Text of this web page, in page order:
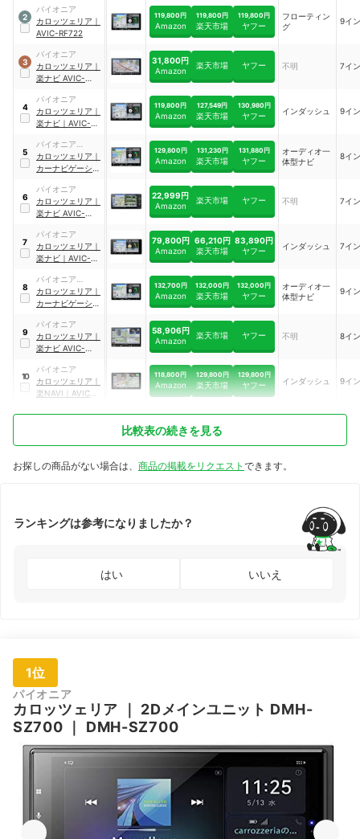
DMH-SZ700
2
パイオニア
カロッツェリア ｜
AVIC-RF722
119,800円
Amazon
119,800円
楽天市場
119,800円
ヤフー
フローティン
グ
9イ
3
パイオニア
カロッツェリア ｜
楽ナビ AVIC-
RZ710
31,800円
Amazon
楽天市場 ヤフー 不明 7イ
4
パイオニア
カロッツェリア ｜
楽ナビ ｜ AVIC-
119,800円
Amazon
127,549円
楽天市場
130,980円
ヤフー インダッシュ 9イ
5
パイオニア
(Pioneer)
カロッツェリア ｜
カーナビゲーショ
129,800円
Amazon
131,230円
楽天市場
131,880円
ヤフー
オーディオ一
体型ナビ
8イ
6
パイオニア
カロッツェリア ｜
楽ナビ AVIC-
RW111
22,999円
Amazon
楽天市場 ヤフー 不明 7イ
7
パイオニア
カロッツェリア ｜
楽ナビ ｜ AVIC-
79,800円
Amazon
66,210円
楽天市場
83,890円
ヤフー
インダッシュ 7イ
8
パイオニア
（Pioneer）
カロッツェリア ｜
カーナビゲーショ
132,700円
Amazon
132,000円
楽天市場
132,000円
ヤフー
オーディオ一
体型ナビ
9イ
9
パイオニア
カロッツェリア ｜
楽ナビ AVIC-
RL511
58,906円
Amazon
楽天市場 ヤフー 不明 8イ
10
パイオニア
カロッツェリア ｜
楽NAVI
AVIC-
118,800円
Amazon
129,800円
楽天市場
129,800円
ヤフー インダッシュ 9イ
比較表の続きを見る
お探しの商品がない場合は、 商品の掲載をリクエスト できます。
ランキングは参考になりましたか？
はい いいえ
1位
パイオニア
カロッツェリア
2Dメインユニット DMH-
SZ700
DMH-SZ700